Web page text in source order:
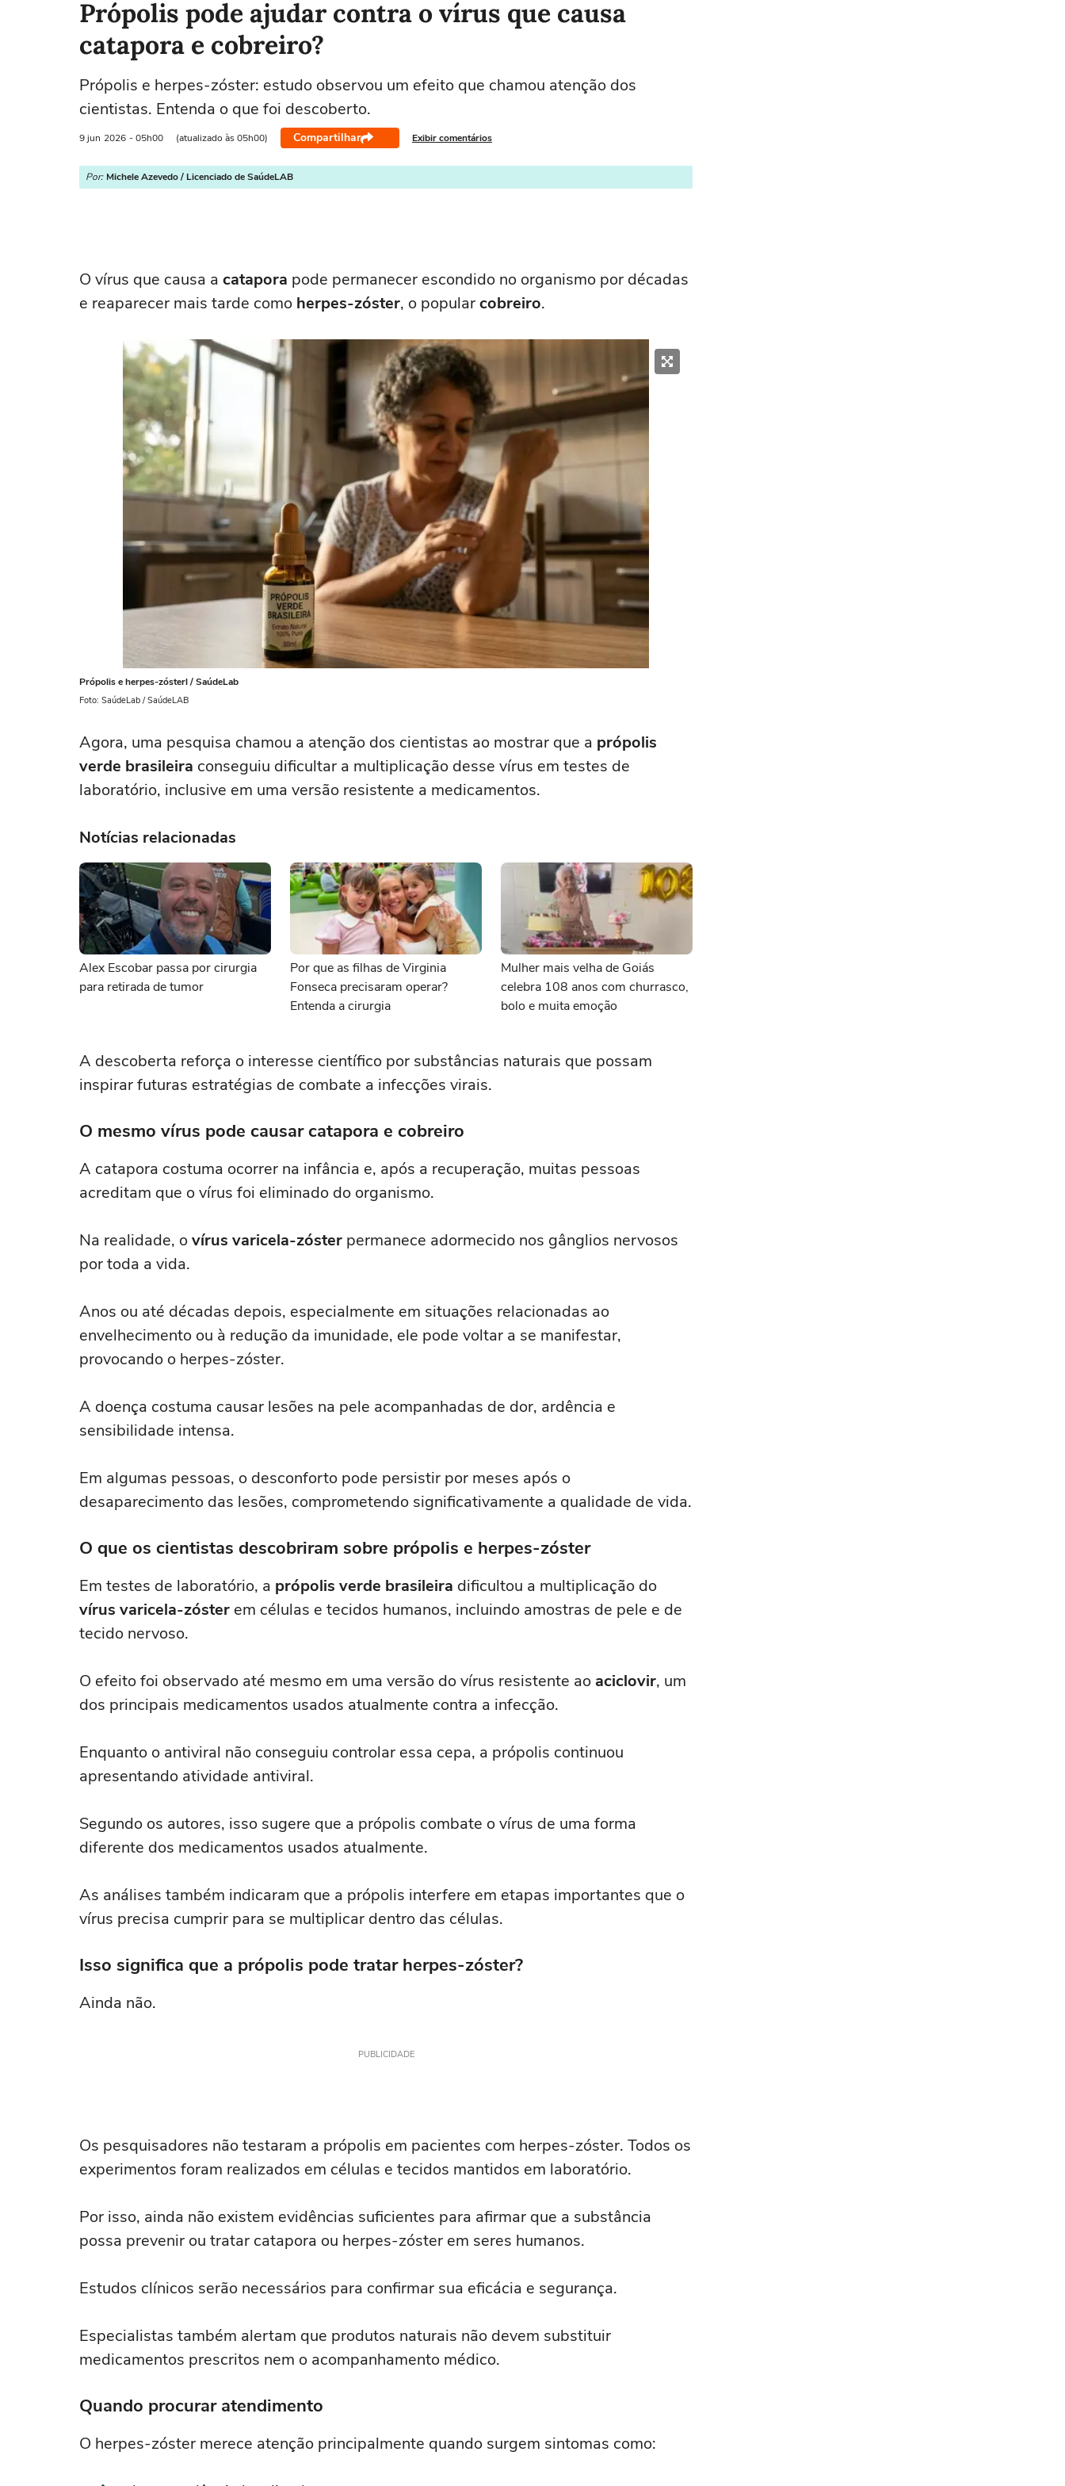
Própolis pode ajudar contra o vírus que causa
catapora e cobreiro?
Própolis e herpes-zóster: estudo observou um efeito que chamou atenção dos
cientistas. Entenda o que foi descoberto.
9 jun 2026 - 05h00 (atualizado às 05h00) Compartilhar Exibir comentários
Por: Michele Azevedo / Licenciado de SaúdeLAB
O vírus que causa a catapora pode permanecer escondido no organismo por décadas
e reaparecer mais tarde como herpes-zóster, o popularcobreiro.
Própolis e herpes-zósterl / SaúdeLab
Foto: SaúdeLab / SaúdeLAB
Agora, uma pesquisa chamou a atenção dos cientistas ao mostrar que a própolis
verde brasileira conseguiu dificultar a multiplicação desse vírus em testes de
laboratório, inclusive em uma versão resistente a medicamentos.
Notícias relacionadas
Alex Escobar passa por cirurgia
para retirada de tumor
Por que as filhas de Virginia
Fonseca precisaram operar?
Entenda a cirurgia
Mulher mais velha de Goiás
celebra 108 anos com churrasco,
bolo e muita emoção
A descoberta reforça o interesse científico por substâncias naturais que possam
inspirar futuras estratégias de combate a infecções virais.
O mesmo vírus pode causar catapora e cobreiro
A catapora costuma ocorrer na infância e, após a recuperação, muitas pessoas
acreditam que o vírus foi eliminado do organismo.
Na realidade, ovírus varicela-zóster permanece adormecido nos gânglios nervosos
por toda a vida.
Anos ou até décadas depois, especialmente em situações relacionadas ao
envelhecimento ou à redução da imunidade, ele pode voltar a se manifestar,
provocando o herpes-zóster.
A doença costuma causar lesões na pele acompanhadas de dor, ardência e
sensibilidade intensa.
Em algumas pessoas, o desconforto pode persistir por meses após o
desaparecimento das lesões, comprometendo significativamente a qualidade de vida.
O que os cientistas descobriram sobre própolis e herpes-zóster
Em testes de laboratório, a própolis verde brasileira dificultou a multiplicação do
vírus varicela-zóster em células e tecidos humanos, incluindo amostras de pele e de
tecido nervoso.
O efeito foi observado até mesmo em uma versão do vírus resistente ao aciclovir, um
dos principais medicamentos usados atualmente contra a infecção.
Enquanto o antiviral não conseguiu controlar essa cepa, a própolis continuou
apresentando atividade antiviral.
Segundo os autores, isso sugere que a própolis combate o vírus de uma forma
diferente dos medicamentos usados atualmente.
As análises também indicaram que a própolis interfere em etapas importantes que o
vírus precisa cumprir para se multiplicar dentro das células.
Isso significa que a própolis pode tratar herpes-zóster?
Ainda não.
PUBLICIDADE
Os pesquisadores não testaram a própolis em pacientes com herpes-zóster. Todos os
experimentos foram realizados em células e tecidos mantidos em laboratório.
Por isso, ainda não existem evidências suficientes para afirmar que a substância
possa prevenir ou tratar catapora ou herpes-zóster em seres humanos.
Estudos clínicos serão necessários para confirmar sua eficácia e segurança.
Especialistas também alertam que produtos naturais não devem substituir
medicamentos prescritos nem o acompanhamento médico.
Quando procurar atendimento
O herpes-zóster merece atenção principalmente quando surgem sintomas como: